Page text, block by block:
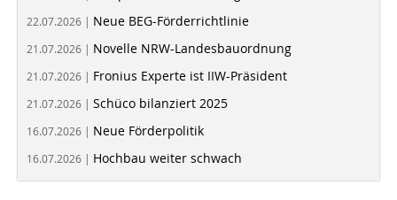
22.07.2026 | Neue BEG-Förderrichtlinie
21.07.2026 | Novelle NRW-Landesbauordnung
21.07.2026 | Fronius Experte ist IIW-Präsident
21.07.2026 | Schüco bilanziert 2025
16.07.2026 | Neue Förderpolitik
16.07.2026 | Hochbau weiter schwach